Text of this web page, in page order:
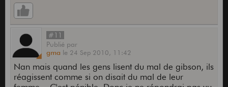
tarifs gibson et je les trouve parfois limite. Pour la
petite histoire, entre mes frères et moi on a
quelques acoustiques...
martin d35 70's, gibson j45VS, gibson j40 70's,
taylor gs5, parlor bruno 1897 et parlor larrivée en
érable... Et si je prends la d35 comme référence
(je connais aussi bien la d28 et la hd2
, alors
#11
Publié par
gma le 24 Sep 2010, 11:42
Nan mais quand les gens lisent du mal de gibson, ils
réagissent comme si on disait du mal de leur